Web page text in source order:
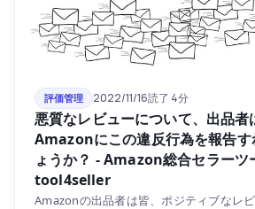
評価管理 2022/11/16読了 4分
悪質なレビューについて、出品者
Amazonにこの違反行為を報告す
ょうか？ - Amazon総合セラーツ
tool4seller
Amazonの出品者は皆、ポジティブなレ